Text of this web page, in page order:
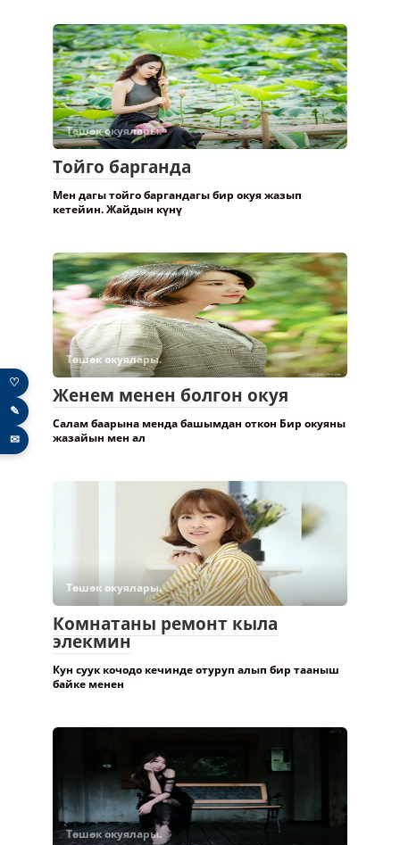
Төшөк окуялары.
Тойго барганда
Мен дагы тойго баргандагы бир окуя жазып
кетейин. Жайдын күнү
Төшөк окуялары.
Женем менен болгон окуя
Салам баарына менда башымдан откон Бир окуяны
жазайын мен ал
Төшөк окуялары.
Комнатаны ремонт кыла
элекмин
Кун суук кочодо кечинде отуруп алып бир тааныш
байке менен
Төшөк окуялары.
♡
✎
✉